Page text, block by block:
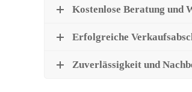
Kostenlose Beratung
Erfolgreiche
Zuverlässigkeit und